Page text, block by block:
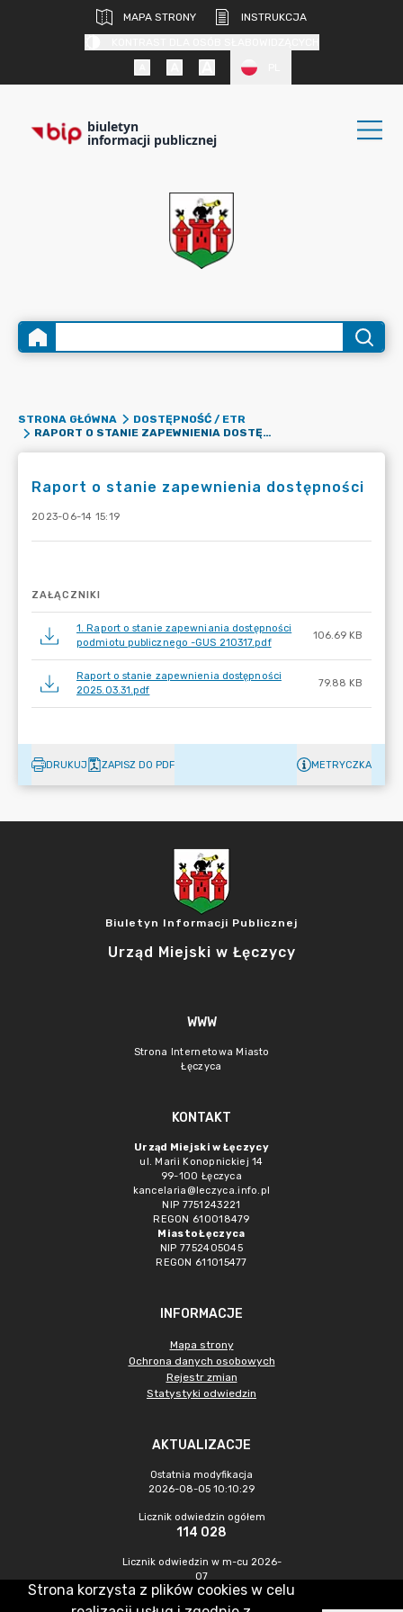
MAPA STRONY
INSTRUKCJA
biuletyn
informacji publicznej
STRONA GŁÓWNA
DOSTĘPNOŚĆ / ETR
RAPORT O STANIE ZAPEWNIENIA DOSTĘPNOŚCI
Raport o stanie zapewnienia dostępności
2023-06-14 15:19
ZAŁĄCZNIKI
1. Raport o stanie zapewniania dostępności
podmiotu publicznego -GUS 210317.pdf
106.69 KB
Raport o stanie zapewnienia dostępności
2025.03.31.pdf
79.88 KB
DRUKUJ ZAPISZ DO PDF METRYCZKA
Biuletyn Informacji Publicznej
Urząd Miejski w Łęczycy
WWW
Strona Internetowa Miasto
Łęczyca
KONTAKT
Urząd Miejski w Łęczycy
ul. Marii Konopnickiej 14
99-100 Łęczyca
kancelaria@leczyca.info.pl
NIP 7751243221
REGON 610018479
Miasto Łęczyca
NIP 7752405045
REGON 611015477
INFORMACJE
Mapa strony
Ochrona danych osobowych
Rejestr zmian
Statystyki odwiedzin
AKTUALIZACJE
Ostatnia modyfikacja
2026-08-05 10:10:29
Licznik odwiedzin ogółem
114 028
Licznik odwiedzin w m-cu 2026-
07
547
Strona korzysta z plików cookies w celu